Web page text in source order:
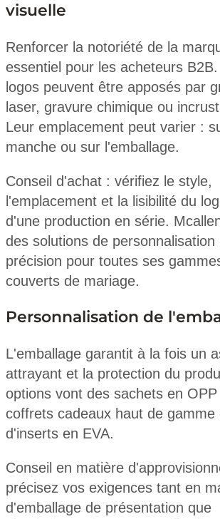
visuelle
Renforcer la notoriété de la
essentiel pour les acheteurs
logos peuvent être apposés par
laser, gravure chimique ou
Leur emplacement peut varier :
manche ou sur l'emballage.
Conseil d'achat : vérifiez le style,
l'emplacement et la lisibilité du
d'une production en série.
des solutions de personnalisation
précision pour toutes ses
couverts de mariage.
Personnalisation de
L'emballage garantit à la fois un
attrayant et la protection du
options vont des sachets en
coffrets cadeaux haut de gamme
d'inserts en EVA.
Conseil en matière
précisez vos exigences tant en
d'emballage de présentation que